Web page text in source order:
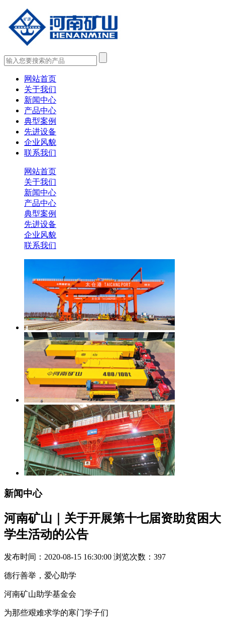
网站首页
关于我们
新闻中心
产品中心
典型案例
先进设备
企业风貌
联系我们
网站首页
关于我们
新闻中心
产品中心
典型案例
先进设备
企业风貌
联系我们
新闻中心
河南矿山｜关于开展第十七届资助贫困大
学生活动的公告
发布时间：2020-08-15 16:30:00 浏览次数： 397
德行善举，爱心助学
河南矿山助学基金会
为那些艰难求学的寒门学子们